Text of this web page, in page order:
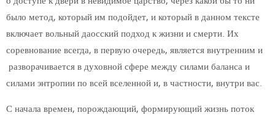
было метод, который им подойдет, и который в данном тексте
включает вольный даосский подход к жизни и смерти. Их
соревнование всегда, в первую очередь, является внутренним и
разворачивается в духовной сфере между силами баланса и
силами энтропии по всей вселенной и, в частности, внутри вас.
С начала времен, порождающий, формирующий жизнь поток